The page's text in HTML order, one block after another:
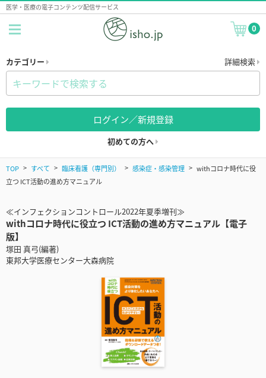
医学・医療の電子コンテンツ配信サービス
0
カテゴリー 詳細検索
ログイン／新規登録
初めての方へ
TOP すべて 臨床看護（専門別） 感染症・感染管理
withコロナ時代に役
立つ ICT活動の進め方マニュアル
≪インフェクションコントロール2022年夏季増刊≫
withコロナ時代に役立つ ICT活動の進め方マニュアル【電子
版】
塚田 真弓(編著)
東邦大学医療センター大森病院